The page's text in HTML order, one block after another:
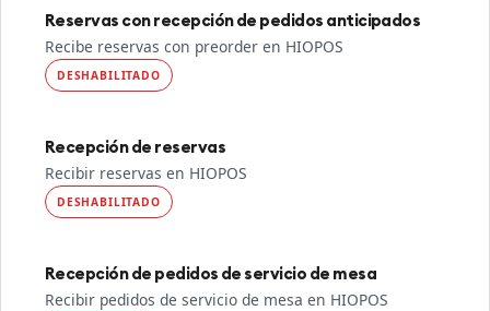
Reservas con recepción de pedidos anticipados
Recibe reservas con preorder en HIOPOS
DESHABILITADO
Recepción de reservas
Recibir reservas en HIOPOS
DESHABILITADO
Recepción de pedidos de servicio de mesa
Recibir pedidos de servicio de mesa en HIOPOS